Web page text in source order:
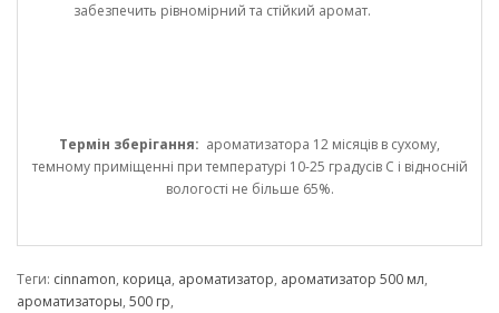
забезпечить рівномірний та стійкий аромат.
Термін зберігання: ароматизатора 12 місяців в сухому,
темному приміщенні при температурі 10-25 градусів С і відносній
вологості не більше 65%.
Теги: cinnamon, корица, ароматизатор, ароматизатор 500 мл,
ароматизаторы, 500 гр,